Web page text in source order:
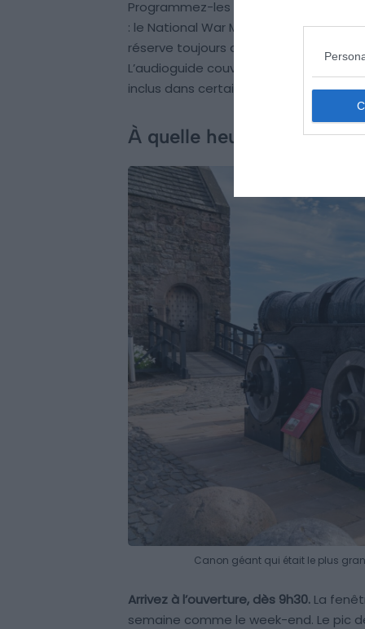
Programmez-les en début de visite.
: le National War Museum et le
réserve toujours de nouveaux recoins
L’audioguide couvre environ 1h30 à 2h
inclus dans certaines formules de
À quelle heure arriver
Canon géant qui était le plus
Arrivez à l’ouverture, dès 9h30. La
semaine comme le week-end. Le pic